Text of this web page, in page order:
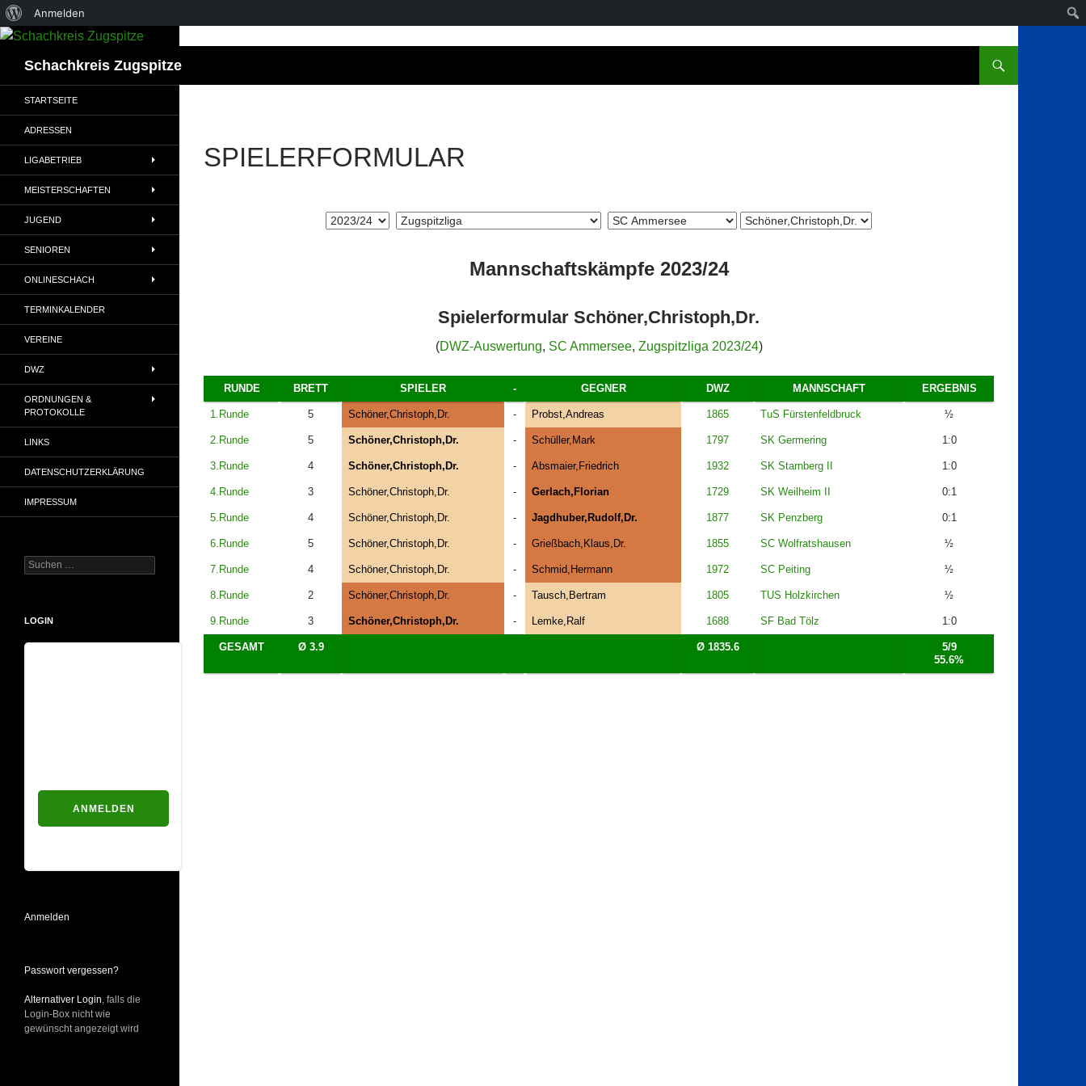
Über
WordPress
Anmelden
Schachkreis Zugspitze
SPIELERFORMULAR
Mannschaftskämpfe 2023/24
Spielerformular Schöner,Christoph,Dr.
(DWZ-Auswertung, SC Ammersee, Zugspitzliga 2023/24)
RUNDE BRETT SPIELER - GEGNER DWZ MANNSCHAFT ERGEBNIS
1.Runde 5 Schöner,Christoph,Dr. - Probst,Andreas 1865 TuS Fürstenfeldbruck ½
2.Runde 5 Schöner,Christoph,Dr. - Schüller,Mark 1797 SK Germering 1:0
3.Runde 4 Schöner,Christoph,Dr. - Absmaier,Friedrich 1932 SK Starnberg II 1:0
4.Runde 3 Schöner,Christoph,Dr. - Gerlach,Florian 1729 SK Weilheim II 0:1
5.Runde 4 Schöner,Christoph,Dr. - Jagdhuber,Rudolf,Dr. 1877 SK Penzberg 0:1
6.Runde 5 Schöner,Christoph,Dr. - Grießbach,Klaus,Dr. 1855 SC Wolfratshausen ½
7.Runde 4 Schöner,Christoph,Dr. - Schmid,Hermann 1972 SC Peiting ½
8.Runde 2 Schöner,Christoph,Dr. - Tausch,Bertram 1805 TUS Holzkirchen ½
9.Runde 3 Schöner,Christoph,Dr. - Lemke,Ralf 1688 SF Bad Tölz 1:0
GESAMT Ø 3.9 Ø 1835.6
5/9
55.6%
STARTSEITE
ADRESSEN
LIGABETRIEB
MEISTERSCHAFTEN
JUGEND
SENIOREN
ONLINESCHACH
TERMINKALENDER
VEREINE
DWZ
ORDNUNGEN &
PROTOKOLLE
LINKS
DATENSCHUTZERKLÄRUNG
IMPRESSUM
Suchen
nach:
LOGIN
Anmelden
Passwort vergessen?
Alternativer Login , falls die
Login-Box nicht wie
gewünscht angezeigt wird